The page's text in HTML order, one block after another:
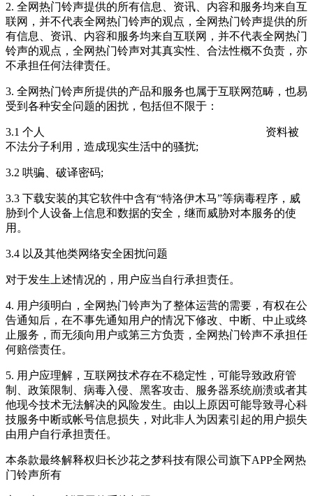
2. 全网热门铃声提供的所有信息、资讯、内容和服务均来自互
联网，并不代表全网热门铃声的观点，全网热门铃声提供的所
有信息、资讯、内容和服务均来自互联网，并不代表全网热门
铃声的观点，全网热门铃声对其真实性、合法性概不负责，亦
不承担任何法律责任。
3. 全网热门铃声所提供的产品和服务也属于互联网范畴，也易
受到各种安全问题的困扰，包括但不限于：
3.1 个人 资料被
不法分子利用，造成现实生活中的骚扰;
3.2 哄骗、破译密码;
3.3 下载安装的其它软件中含有“特洛伊木马”等病毒程序，威
胁到个人设备上信息和数据的安全，继而威胁对本服务的使
用。
3.4 以及其他类网络安全困扰问题
对于发生上述情况的，用户应当自行承担责任。
4. 用户须明白，全网热门铃声为了整体运营的需要，有权在公
告通知后，在不事先通知用户的情况下修改、中断、中止或终
止服务，而无须向用户或第三方负责，全网热门铃声不承担任
何赔偿责任。
5. 用户应理解，互联网技术存在不稳定性，可能导致政府管
制、政策限制、病毒入侵、黑客攻击、服务器系统崩溃或者其
他现今技术无法解决的风险发生。由以上原因可能导致寻心科
技服务中断或帐号信息损失，对此非人为因素引起的用户损失
由用户自行承担责任。
本条款最终解释权归长沙花之梦科技有限公司旗下APP全网热
门铃声所有